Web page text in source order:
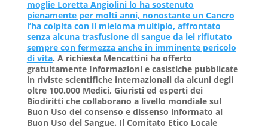
moglie Loretta Angiolini lo ha sostenuto
pienamente per molti anni, nonostante un Cancro
l’ha colpita con il mieloma multiplo, affrontato
senza alcuna trasfusione di sangue da lei rifiutato
sempre con fermezza anche in imminente pericolo
di vita. A richiesta Mencattini ha offerto
gratuitamente Informazioni e casistiche pubblicate
in riviste scientifiche internazionali da alcuni degli
oltre 100.000 Medici, Giuristi ed esperti dei
Biodiritti che collaborano a livello mondiale sul
Buon Uso del consenso e dissenso informato al
Buon Uso del Sangue. Il Comitato Etico Locale